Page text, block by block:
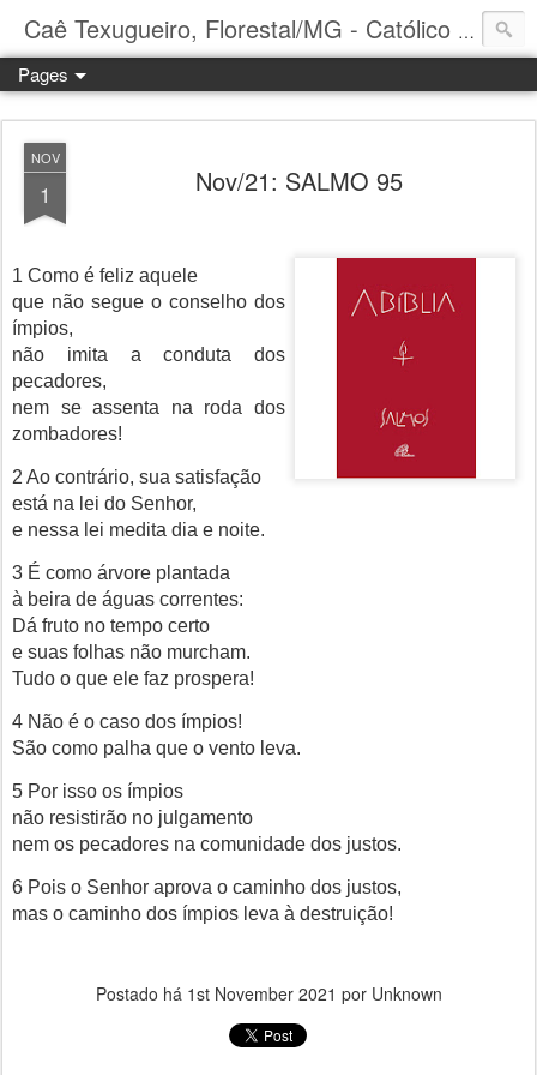
Caê Texugueiro, Florestal/MG - Católico Praticante
Pages
NOV
1 Nov/21: SALMO 95
1 Como é feliz aquele
que não segue o conselho dos
ímpios,
não imita a conduta dos
pecadores,
nem se assenta na roda dos
zombadores!
2 Ao contrário, sua satisfação
está na lei do Senhor,
e nessa lei medita dia e noite.
3 É como árvore plantada
à beira de águas correntes:
Dá fruto no tempo certo
e suas folhas não murcham.
Tudo o que ele faz prospera!
4 Não é o caso dos ímpios!
São como palha que o vento leva.
5 Por isso os ímpios
não resistirão no julgamento
nem os pecadores na comunidade dos justos.
6 Pois o Senhor aprova o caminho dos justos,
mas o caminho dos ímpios leva à destruição!
Postado há 1st November 2021 por Unknown